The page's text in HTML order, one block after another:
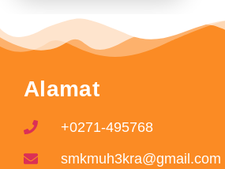
Alamat
+0271-495768
smkmuh3kra@gmail.com